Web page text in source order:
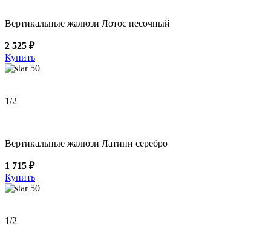
Вертикальные жалюзи Лотос песочный
2 525 ₽
Купить
50
1/2
Вертикальные жалюзи Латини серебро
1 715 ₽
Купить
50
1/2